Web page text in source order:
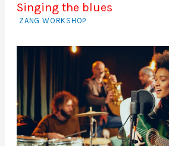
Singing the blues
ZANG WORKSHOP